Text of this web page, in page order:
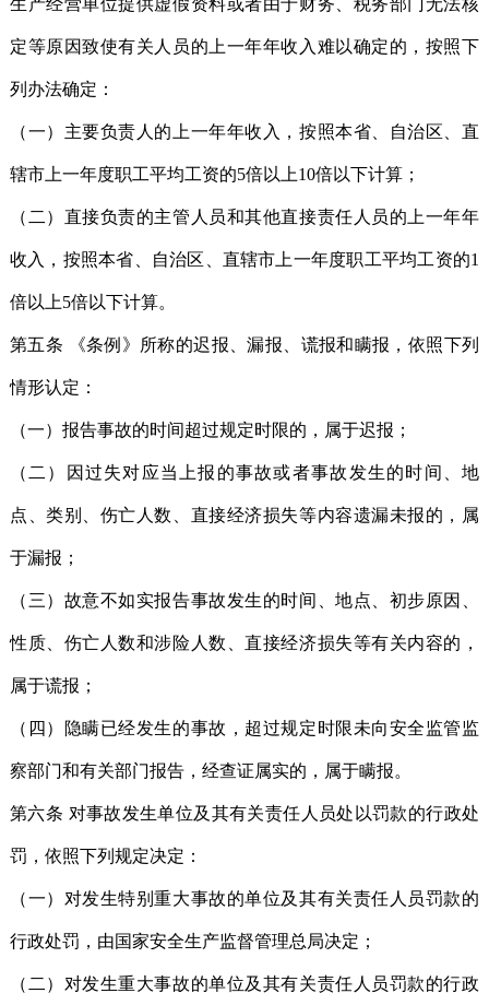
生产经营单位提供虚假资料或者由于财务、税务部门无法核
定等原因致使有关人员的上一年年收入难以确定的，按照下
列办法确定：
（一）主要负责人的上一年年收入，按照本省、自治区、直
辖市上一年度职工平均工资的5倍以上10倍以下计算；
（二）直接负责的主管人员和其他直接责任人员的上一年年
收入，按照本省、自治区、直辖市上一年度职工平均工资的1
倍以上5倍以下计算。
第五条 《条例》所称的迟报、漏报、谎报和瞒报，依照下列
情形认定：
（一）报告事故的时间超过规定时限的，属于迟报；
（二）因过失对应当上报的事故或者事故发生的时间、地
点、类别、伤亡人数、直接经济损失等内容遗漏未报的，属
于漏报；
（三）故意不如实报告事故发生的时间、地点、初步原因、
性质、伤亡人数和涉险人数、直接经济损失等有关内容的，
属于谎报；
（四）隐瞒已经发生的事故，超过规定时限未向安全监管监
察部门和有关部门报告，经查证属实的，属于瞒报。
第六条 对事故发生单位及其有关责任人员处以罚款的行政处
罚，依照下列规定决定：
（一）对发生特别重大事故的单位及其有关责任人员罚款的
行政处罚，由国家安全生产监督管理总局决定；
（二）对发生重大事故的单位及其有关责任人员罚款的行政